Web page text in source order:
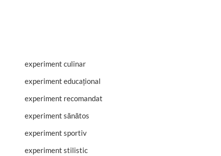
experiment culinar
experiment educațional
experiment recomandat
experiment sănătos
experiment sportiv
experiment stilistic